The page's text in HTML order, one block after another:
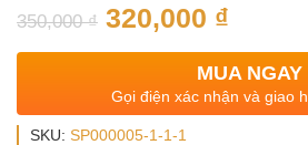
out of 5
based on
customer
350,000₫ 320,000 ₫
MUA NGAY
Gọi điện xác nhận và giao
SKU: SP000005-1-1-1